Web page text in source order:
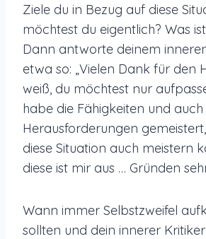
Ziele du in Bezug auf diese
möchtest du eigentlich? Was
Dann antworte deinem
etwa so: „Vielen Dank für den
weiß, du möchtest nur
habe die Fähigkeiten und
Herausforderungen
diese Situation auch meistern
diese ist mir aus … Gründen
Wann immer Selbstzweifel
sollten und dein innerer